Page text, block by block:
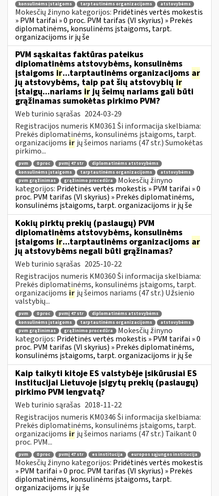
konsulinėms įstaigoms
tarptautinėms organizacijoms atstovybėms
Mokesčių žinyno kategorijos: Pridėtinės vertės mokestis
» PVM tarifai » 0 proc. PVM tarifas (VI skyrius) » Prekės
diplomatinėms, konsulinėms įstaigoms, tarpt.
organizacijoms ir jų še
PVM sąskaitas faktūras pateikus
diplomatinėms atstovybėms, konsulinėms
įstaigoms ir...tarptautinėms organizacijoms ar
jų atstovybėms, taip pat šių atstovybių ir
įstaigų...nariams irjų šeimų nariams gali būti
grąžinamas sumokėtas pirkimo PVM?
Web turinio sąrašas 2024-03-29
Registracijos numeris KM0361 Ši informacija skelbiama:
Prekės diplomatinėms, konsulinėms įstaigoms, tarpt.
organizacijoms ir jų šeimos nariams (47 str.) Sumokėtas
pirkimo...
pvm 0 proc pvmį 47 str
diplomatinėms atstovybėms
konsulinėms įstaigoms
tarptautinėms organizacijoms
atstovybėms
pvm grąžinimas
grąžinimo procedūra
Mokesčių žinyno
kategorijos: Pridėtinės vertės mokestis » PVM tarifai » 0
proc. PVM tarifas (VI skyrius) » Prekės diplomatinėms,
konsulinėms įstaigoms, tarpt. organizacijoms ir jų še
Kokių pirktų prekių (paslaugų) PVM
diplomatinėms atstovybėms, konsulinėms
įstaigoms ir...tarptautinėms organizacijoms ar
jų atstovybėms negali būti grąžinamas?
Web turinio sąrašas 2025-10-22
Registracijos numeris KM0360 Ši informacija skelbiama:
Prekės diplomatinėms, konsulinėms įstaigoms, tarpt.
organizacijoms ir jų šeimos nariams (47 str.) Užsienio
valstybių...
pvm 0 proc pvmį 47 str
diplomatinėms atstovybėms
konsulinėms įstaigoms
tarptautinėms organizacijoms
atstovybėms
pvm grąžinimas
grąžinimo procedūra
Mokesčių žinyno
kategorijos: Pridėtinės vertės mokestis » PVM tarifai » 0
proc. PVM tarifas (VI skyrius) » Prekės diplomatinėms,
konsulinėms įstaigoms, tarpt. organizacijoms ir jų še
Kaip taikyti kitoje ES valstybėje įsikūrusiai ES
institucijai Lietuvoje įsigytų prekių (paslaugų)
pirkimo PVM lengvatą?
Web turinio sąrašas 2018-11-22
Registracijos numeris KM0346 Ši informacija skelbiama:
Prekės diplomatinėms, konsulinėms įstaigoms, tarpt.
organizacijoms ir jų šeimos nariams (47 str.) Taikant 0
proc. PVM...
pvm 0 proc pvmį 47 str es institucija europos sąjungos institucija
Mokesčių žinyno kategorijos: Pridėtinės vertės mokestis
» PVM tarifai » 0 proc. PVM tarifas (VI skyrius) » Prekės
diplomatinėms, konsulinėms įstaigoms, tarpt.
organizacijoms ir jų še